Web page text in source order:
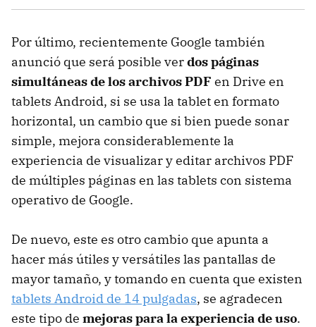
Por último, recientemente Google también
anunció que será posible verdos páginas
simultáneas de los archivos PDF en Drive en
tablets Android, si se usa la tablet en formato
horizontal, un cambio que si bien puede sonar
simple, mejora considerablemente la
experiencia de visualizar y editar archivos PDF
de múltiples páginas en las tablets con sistema
operativo de Google.
De nuevo, este es otro cambio que apunta a
hacer más útiles y versátiles las pantallas de
mayor tamaño, y tomando en cuenta que existen
tablets Android de 14 pulgadas, se agradecen
este tipo de mejoras para la experiencia de uso.